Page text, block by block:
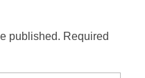
published. Required